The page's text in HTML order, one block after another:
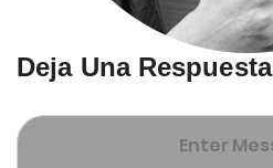
Deja Una Respuesta